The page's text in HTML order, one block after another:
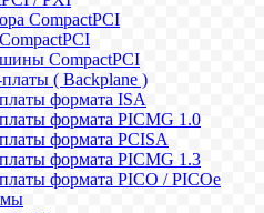
CompactPCI
CompactPCI
( Backplane )
формата ISA
формата PICMG 1.0
формата PCISA
формата PICMG 1.3
формата PICO / PICOe